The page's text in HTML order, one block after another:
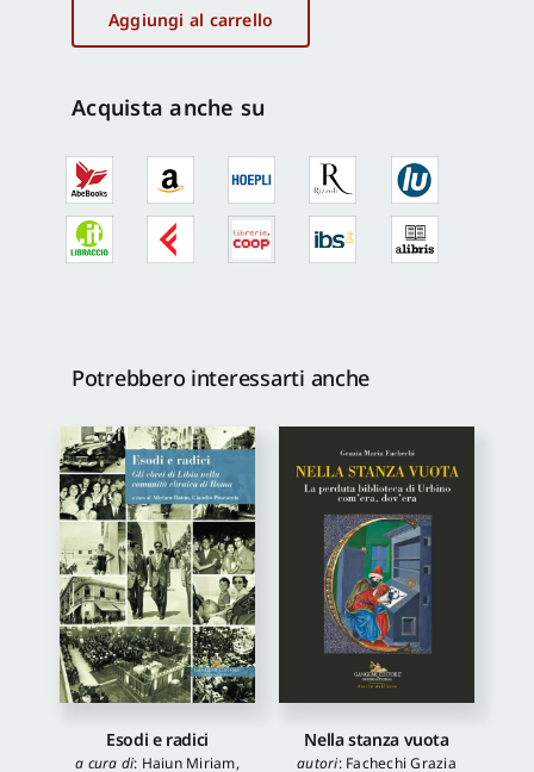
Calabria
Moderna
Contemporanea
2
quantità
Aggiungi al carrello
Acquista anche su
Potrebbero interessarti anche
Esodi e radici
a cura di: Haiun Miriam,
Nella stanza vuota
autori: Fachechi Grazia